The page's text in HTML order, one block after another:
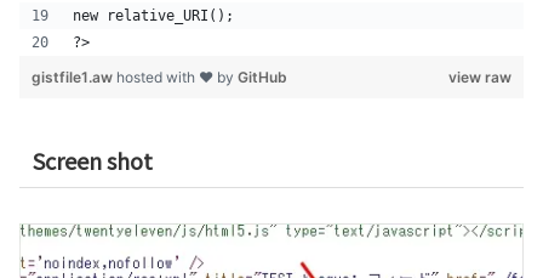
new relative_URI();
?>
view raw
gistfile1.aw hosted with ❤ by GitHub
Screen shot